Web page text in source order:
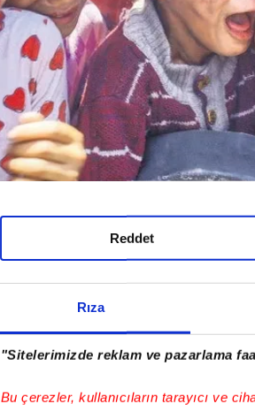
Rıza
"Sitelerimizde reklam ve pazarlama
Bu çerezler, kullanıcıların tarayıcı ve
Reddet